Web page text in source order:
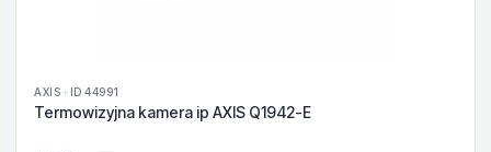
AXIS · ID 44991
Termowizyjna kamera ip AXIS Q1942-E